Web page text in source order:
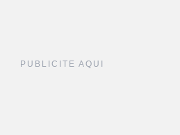
PUBLICITE AQUI